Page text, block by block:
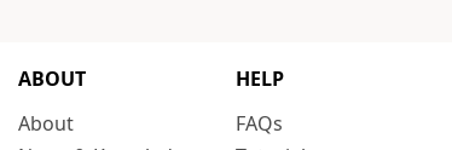
ABOUT
About
HELP
FAQs